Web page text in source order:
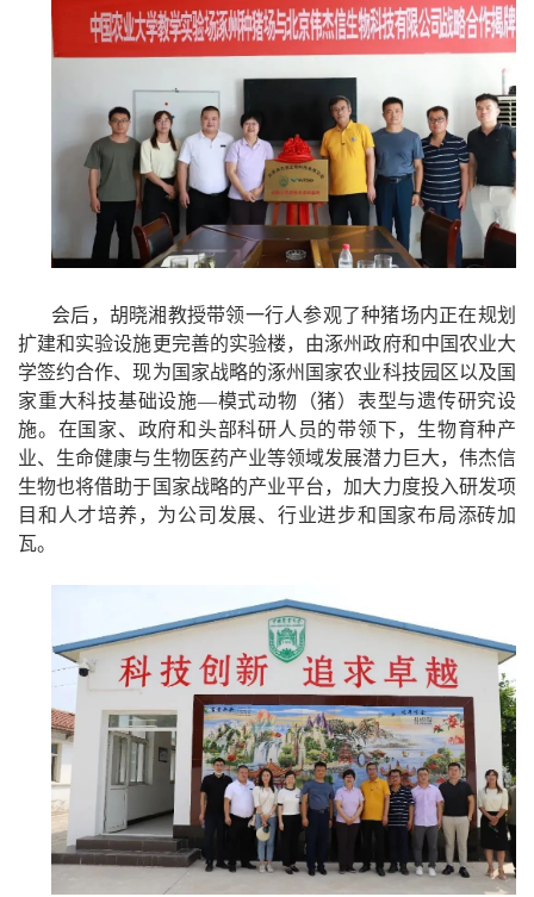
会后，胡晓湘教授带领一行人参观了种猪场内正在规划
扩建和实验设施更完善的实验楼，由涿州政府和中国农业大
学签约合作、现为国家战略的涿州国家农业科技园区以及国
家重大科技基础设施—模式动物（猪）表型与遗传研究设
施。在国家、政府和头部科研人员的带领下，生物育种产
业、生命健康与生物医药产业等领域发展潜力巨大，伟杰信
生物也将借助于国家战略的产业平台，加大力度投入研发项
目和人才培养，为公司发展、行业进步和国家布局添砖加
瓦。